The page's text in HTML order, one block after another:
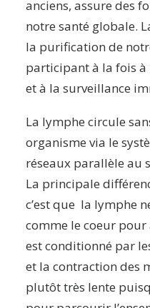
anciens, assure des
notre santé globale.
la purification de
participant à la fois à
et à la surveillance
La lymphe circule
organisme via le
réseaux parallèle au
La principale
c’est que la lymphe
comme le coeur pour
est conditionné par
et la contraction des
plutôt très lente